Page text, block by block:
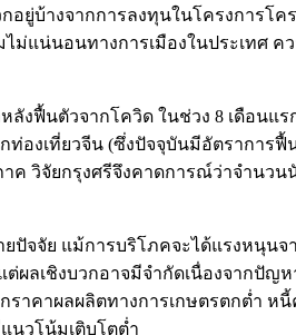
อยู่บ้างจากการลงทุนในโครงการ
ม่แน่นอนทางการเมืองในประเทศ
งฟื้นตัวจากโควิด ในช่วง 8 เดือนแ
องเที่ยวจีน (ซึ่งปัจจุบันมีอัตราการฟื้
วิจัยกรุงศรีจึงคาดการณ์ว่าจำนวนนั
จจัย แม้การบริโภคจะได้แรงหนุน
ผลเชิงบวกอาจมีจำกัดเนื่องจากปัญ
กราคาผลผลิตทางการเกษตรตกต่ำ
นวโน้มเติบโตต่ำ